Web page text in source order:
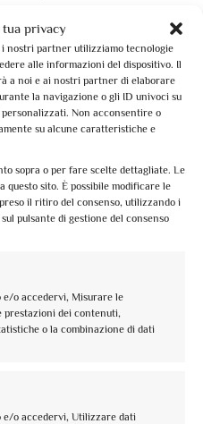
privacy
nostri partner utilizziamo tecnologie
alle informazioni del dispositivo. Il
a noi e ai nostri partner di elaborare
la navigazione o gli ID univoci su
Non acconsentire o
su alcune caratteristiche e
sopra o per fare scelte dettagliate. Le
questo sito. È possibile modificare le
il ritiro del consenso, utilizzando i
pulsante di gestione del consenso
o accedervi, Misurare le
dei contenuti,
o la combinazione di dati
o accedervi, Utilizzare dati
si può gustare
durante la
Zafferano.
Gruppi
guidate